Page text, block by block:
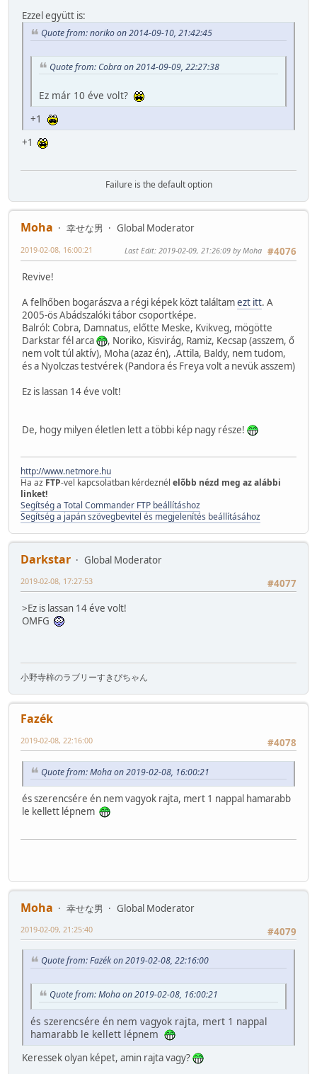
Ezzel együtt is:
Quote from: noriko on 2014-09-10, 21:42:45
Quote from: Cobra on 2014-09-09, 22:27:38
Ez már 10 éve volt?
+1
+1
Failure is the default option
Moha 幸せな男
Global Moderator
#4076
2019-02-08, 16:00:21 Last Edit: 2019-02-09, 21:26:09 by Moha
Revive!
A felhőben bogarászva a régi képek közt találtamezt itt. A
2005-ös Abádszalóki tábor csoportképe.
Balról: Cobra, Damnatus, előtte Meske, Kvikveg, mögötte
Darkstar fél arca
, Noriko, Kisvirág, Ramiz, Kecsap (asszem, ő
nem volt túl aktív), Moha (azaz én), .Attila, Baldy, nem tudom,
és a Nyolczas testvérek (Pandora és Freya volt a nevük asszem)
Ez is lassan 14 éve volt!
De, hogy milyen életlen lett a többi kép nagy része!
http://www.netmore.hu
Ha az FTP-vel kapcsolatban kérdeznél elõbb nézd meg az alábbi
linket!
Segítség a Total Commander FTP beállításhoz
Segítség a japán szövegbevitel és megjelenítés beállításához
Darkstar
Global Moderator
#4077
2019-02-08, 17:27:53
>Ez is lassan 14 éve volt!
OMFG
小野寺梓のラブリーすきぴちゃん
Fazék
#4078
2019-02-08, 22:16:00
Quote from: Moha on 2019-02-08, 16:00:21
és szerencsére én nem vagyok rajta, mert 1 nappal hamarabb
le kellett lépnem
Moha 幸せな男
Global Moderator
#4079
2019-02-09, 21:25:40
Quote from: Fazék on 2019-02-08, 22:16:00
Quote from: Moha on 2019-02-08, 16:00:21
és szerencsére én nem vagyok rajta, mert 1 nappal
hamarabb le kellett lépnem
Keressek olyan képet, amin rajta vagy?